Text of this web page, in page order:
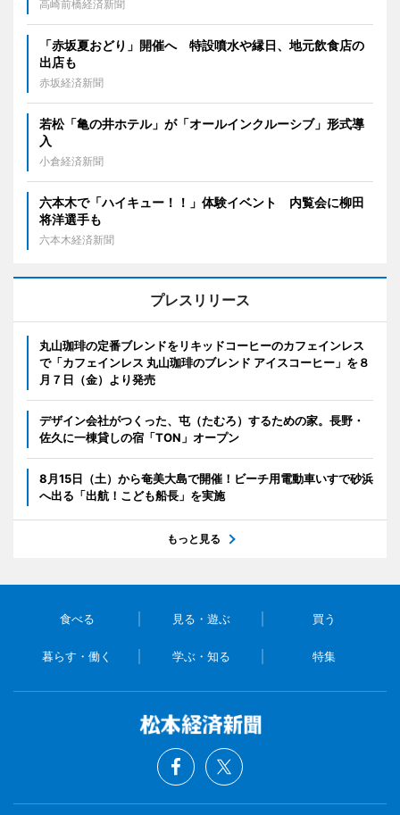
高崎前橋経済新聞
「赤坂夏おどり」開催へ 特設噴水や縁日、地元飲食店の
出店も
赤坂経済新聞
若松「亀の井ホテル」が「オールインクルーシブ」形式導
入
小倉経済新聞
六本木で「ハイキュー！！」体験イベント 内覧会に柳田
将洋選手も
六本木経済新聞
プレスリリース
丸山珈琲の定番ブレンドをリキッドコーヒーのカフェインレス
で「カフェインレス 丸山珈琲のブレンド アイスコーヒー」を８
月７日（金）より発売
デザイン会社がつくった、屯（たむろ）するための家。長野・
佐久に一棟貸しの宿「TON」オープン
8月15日（土）から奄美大島で開催！ビーチ用電動車いすで砂浜
へ出る「出航！こども船長」を実施
もっと見る
食べる 見る・遊ぶ 買う
暮らす・働く 学ぶ・知る 特集